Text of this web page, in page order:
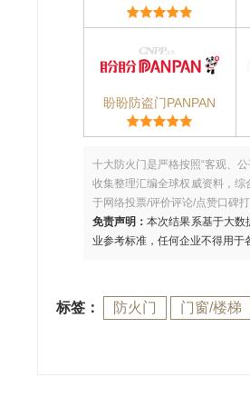
盼盼防盗门PANPAN
十大防火门是严格按照“客观、
收集整理汇编全球权威资料，
于网络投票/评价评论/点赞口碑
免责声明：本次结果系基于大数
业参考标准，任何企业不得用于
标签： 防火门 门窗/楼梯